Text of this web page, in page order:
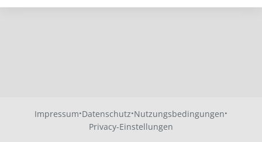
Impressum·Datenschutz·Nutzungsbedingungen·
Privacy-Einstellungen